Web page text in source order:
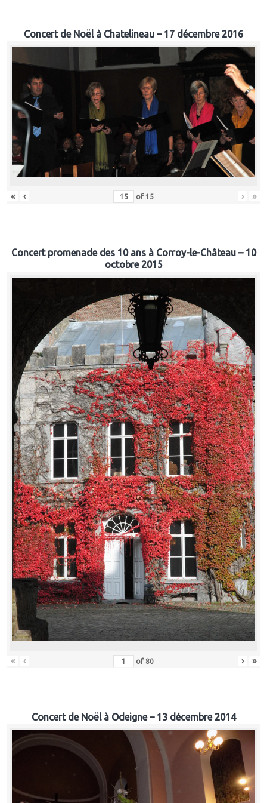
Concert de Noël à Chatelineau – 17 décembre 2016
« ‹ of 15 › »
Concert promenade des 10 ans à Corroy-le-Château – 10
octobre 2015
« ‹ of 80 › »
Concert de Noël à Odeigne – 13 décembre 2014